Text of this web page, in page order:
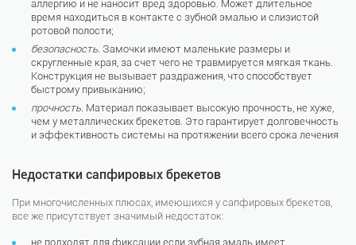
аллергию и не наносит вред здоровью. Может длительное
время находиться в контакте с зубной эмалью и слизистой
ротовой полости;
безопасность. Замочки имеют маленькие размеры и
скругленные края, за счет чего не травмируется мягкая ткань.
Конструкция не вызывает раздражения, что способствует
быстрому привыканию;
прочность. Материал показывает высокую прочность, не хуже,
чем у металлических брекетов. Это гарантирует долговечность
и эффективность системы на протяжении всего срока лечения
Недостатки сапфировых брекетов
При многочисленных плюсах, имеющихся у сапфировых брекетов,
все же присутствует значимый недостаток:
не подходят для фиксации если зубная эмаль имеет